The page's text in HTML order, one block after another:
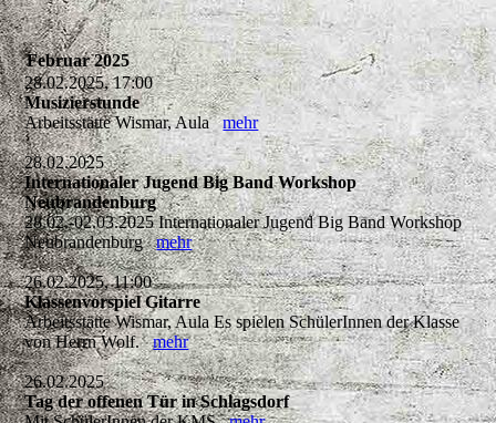
Februar 2025
28.02.2025, 17:00
Musizierstunde
Arbeitsstätte Wismar, Aulamehr
28.02.2025
Internationaler Jugend Big Band Workshop
Neubrandenburg
28.02.-02.03.2025 Internationaler Jugend Big Band Workshop
Neubrandenburgmehr
26.02.2025, 11:00
Klassenvorspiel Gitarre
Arbeitsstätte Wismar, Aula Es spielen SchülerInnen der Klasse
von Herrn Wolf.mehr
26.02.2025
Tag der offenen Tür in Schlagsdorf